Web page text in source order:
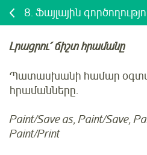
8. Ֆայլային
Լրացրու՛ճիշտ հրամանը
Պատասխանի համար
հրամանները.
Paint/Save as, Paint/Save,
Paint/Print